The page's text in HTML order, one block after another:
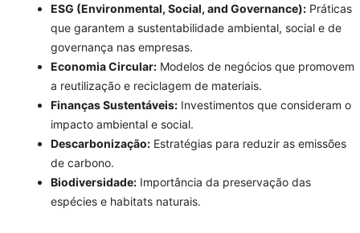
ESG (Environmental, Social, and Governance): Práticas
que garantem a sustentabilidade ambiental, social e de
governança nas empresas.
Economia Circular: Modelos de negócios que promovem
a reutilização e reciclagem de materiais.
Finanças Sustentáveis: Investimentos que consideram o
impacto ambiental e social.
Descarbonização: Estratégias para reduzir as emissões
de carbono.
Biodiversidade: Importância da preservação das
espécies e habitats naturais.